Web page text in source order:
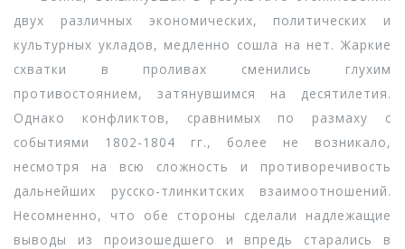
двух различных экономических, политических и
культурных укладов, медленно сошла на нет. Жаркие
схватки в проливах сменились глухим
противостоянием, затянувшимся на десятилетия.
Однако конфликтов, сравнимых по размаху с
событиями 1802-1804 гг., более не возникало,
несмотря на всю сложность и противоречивость
дальнейших русско-тлинкитских взаимоотношений.
Несомненно, что обе стороны сделали надлежащие
выводы из произошедшего и впредь старались в